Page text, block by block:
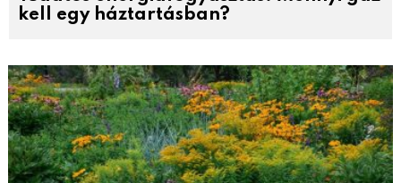
kell egy háztartásban?